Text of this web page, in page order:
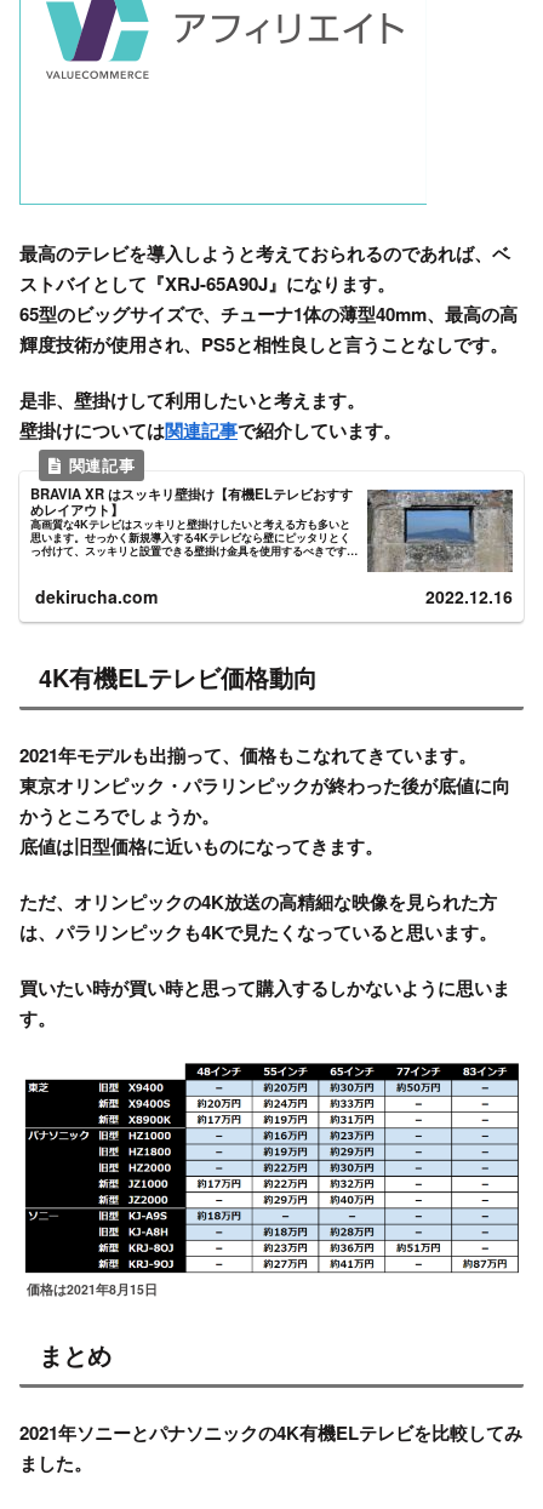
最高のテレビを導入しようと考えておられるのであれば、ベ
ストバイとして『XRJ-65A90J』になります。
65型のビッグサイズで、チューナ1体の薄型40mm、最高の高
輝度技術が使用され、PS5と相性良しと言うことなしです。
是非、壁掛けして利用したいと考えます。
壁掛けについては関連記事で紹介しています。
BRAVIA XR はスッキリ壁掛け【有機ELテレビおすす
めレイアウト】
高画質な4Kテレビはスッキリと壁掛けしたいと考える方も多いと
思います。せっかく新規導入する4Kテレビなら壁にピッタリとく
っ付けて、スッキリと設置できる壁掛け金具を使用するべきです。
dekirucha.com 2022.12.16
4K有機ELテレビ価格動向
2021年モデルも出揃って、価格もこなれてきています。
東京オリンピック・パラリンピックが終わった後が底値に向
かうところでしょうか。
底値は旧型価格に近いものになってきます。
ただ、オリンピックの4K放送の高精細な映像を見られた方
は、パラリンピックも4Kで見たくなっていると思います。
買いたい時が買い時と思って購入するしかないように思いま
す。
価格は2021年8月15日
まとめ
2021年ソニーとパナソニックの4K有機ELテレビを比較してみ
ました。